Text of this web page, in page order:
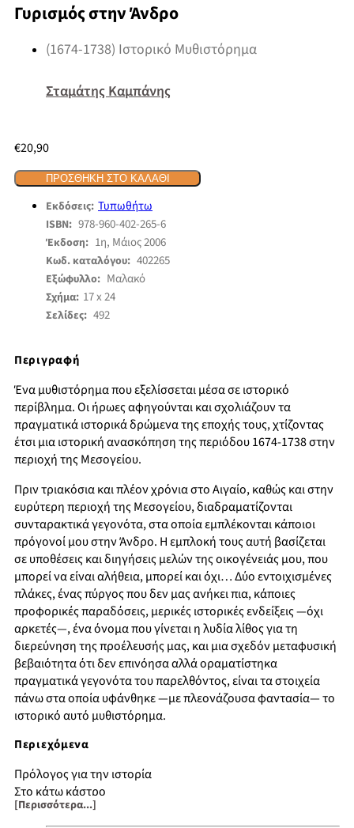
Γυρισμός στην Άνδρο
(1674-1738) Ιστορικό Μυθιστόρημα
Σταμάτης Καμπάνης
€20,90
ΠΡΟΣΘΉΚΗ ΣΤΟ ΚΑΛΆΘΙ
Εκδόσεις: Τυπωθήτω
ISBN: 978-960-402-265-6
Έκδοση: 1η, Μάιος 2006
Κωδ. καταλόγου: 402265
Εξώφυλλο: Μαλακό
Σχήμα: 17 x 24
Σελίδες: 492
Περιγραφή
Ένα μυθιστόρημα που εξελίσσεται μέσα σε ιστορικό
περίβλημα. Οι ήρωες αφηγούνται και σχολιάζουν τα
πραγματικά ιστορικά δρώμενα της εποχής τους, χτίζοντας
έτσι μια ιστορική ανασκόπηση της περιόδου 1674-1738 στην
περιοχή της Μεσογείου.
Πριν τριακόσια και πλέον χρόνια στο Αιγαίο, καθώς και στην
ευρύτερη περιοχή της Μεσογείου, διαδραματίζονται
συνταρακτικά γεγονότα, στα οποία εμπλέκονται κάποιοι
πρόγονοί μου στην Άνδρο. Η εμπλοκή τους αυτή βασίζεται
σε υποθέσεις και διηγήσεις μελών της οικογένειάς μου, που
μπορεί να είναι αλήθεια, μπορεί και όχι… Δύο εντοιχισμένες
πλάκες, ένας πύργος που δεν μας ανήκει πια, κάποιες
προφορικές παραδόσεις, μερικές ιστορικές ενδείξεις —όχι
αρκετές—, ένα όνομα που γίνεται η λυδία λίθος για τη
διερεύνηση της προέλευσής μας, και μια σχεδόν μεταφυσική
βεβαιότητα ότι δεν επινόησα αλλά οραματίστηκα
πραγματικά γεγονότα του παρελθόντος, είναι τα στοιχεία
πάνω στα οποία υφάνθηκε —με πλεονάζουσα φαντασία— το
ιστορικό αυτό μυθιστόρημα.
Περιεχόμενα
Πρόλογος για την ιστορία
Στο κάτω κάστρο
Η ωραία Κρουζινα
[Περισσότερα...]